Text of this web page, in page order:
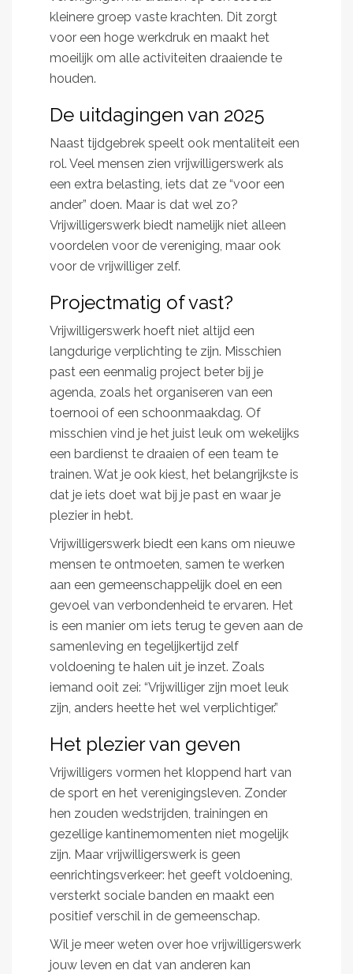
kleinere groep vaste krachten. Dit zorgt
voor een hoge werkdruk en maakt het
moeilijk om alle activiteiten draaiende te
houden.
De uitdagingen van 2025
Naast tijdgebrek speelt ook mentaliteit een
rol. Veel mensen zien vrijwilligerswerk als
een extra belasting, iets dat ze “voor een
ander” doen. Maar is dat wel zo?
Vrijwilligerswerk biedt namelijk niet alleen
voordelen voor de vereniging, maar ook
voor de vrijwilliger zelf.
Projectmatig of vast?
Vrijwilligerswerk hoeft niet altijd een
langdurige verplichting te zijn. Misschien
past een eenmalig project beter bij je
agenda, zoals het organiseren van een
toernooi of een schoonmaakdag. Of
misschien vind je het juist leuk om wekelijks
een bardienst te draaien of een team te
trainen. Wat je ook kiest, het belangrijkste is
dat je iets doet wat bij je past en waar je
plezier in hebt.
Vrijwilligerswerk biedt een kans om nieuwe
mensen te ontmoeten, samen te werken
aan een gemeenschappelijk doel en een
gevoel van verbondenheid te ervaren. Het
is een manier om iets terug te geven aan de
samenleving en tegelijkertijd zelf
voldoening te halen uit je inzet. Zoals
iemand ooit zei: “Vrijwilliger zijn moet leuk
zijn, anders heette het wel verplichtiger.”
Het plezier van geven
Vrijwilligers vormen het kloppend hart van
de sport en het verenigingsleven. Zonder
hen zouden wedstrijden, trainingen en
gezellige kantinemomenten niet mogelijk
zijn. Maar vrijwilligerswerk is geen
eenrichtingsverkeer: het geeft voldoening,
versterkt sociale banden en maakt een
positief verschil in de gemeenschap.
Wil je meer weten over hoe vrijwilligerswerk
jouw leven en dat van anderen kan